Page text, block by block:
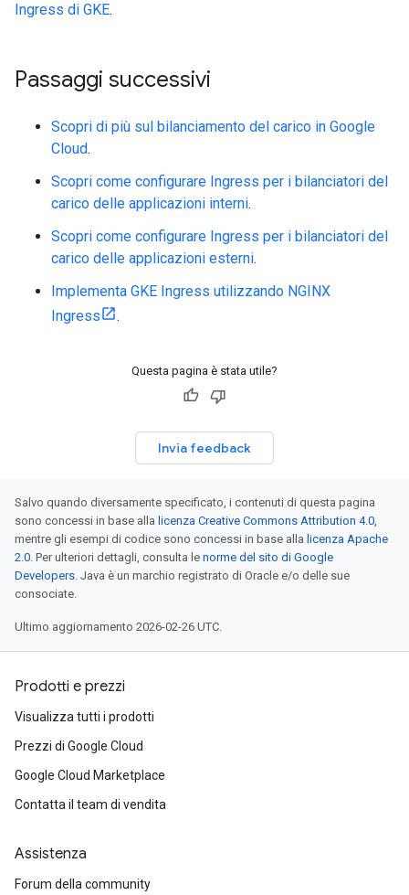
Ingress di GKE.
Passaggi successivi
Scopri di più sul bilanciamento del carico in Google
Cloud.
Scopri come configurare Ingress per i bilanciatori del
carico delle applicazioni interni.
Scopri come configurare Ingress per i bilanciatori del
carico delle applicazioni esterni.
Implementa GKE Ingress utilizzando NGINX
Ingress
.
Questa pagina è stata utile?
Invia feedback
Salvo quando diversamente specificato, i contenuti di questa pagina
sono concessi in base alla licenza Creative Commons Attribution 4.0,
mentre gli esempi di codice sono concessi in base alla licenza Apache
2.0. Per ulteriori dettagli, consulta le norme del sito di Google
Developers. Java è un marchio registrato di Oracle e/o delle sue
consociate.
Ultimo aggiornamento 2026-02-26 UTC.
Prodotti e prezzi
Visualizza tutti i prodotti
Prezzi di Google Cloud
Google Cloud Marketplace
Contatta il team di vendita
Assistenza
Forum della community